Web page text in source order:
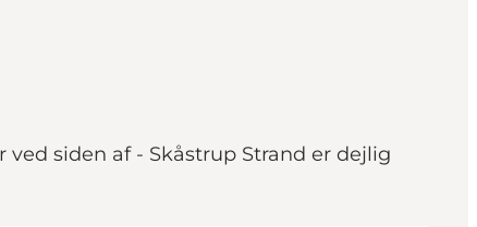
siden af - Skåstrup Strand er dejlig